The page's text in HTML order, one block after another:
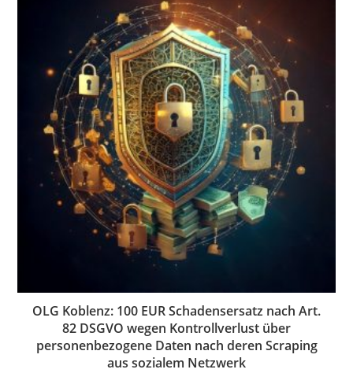
OLG Koblenz: 100 EUR Schadensersatz nach Art.
82 DSGVO wegen Kontrollverlust über
personenbezogene Daten nach deren Scraping
aus sozialem Netzwerk